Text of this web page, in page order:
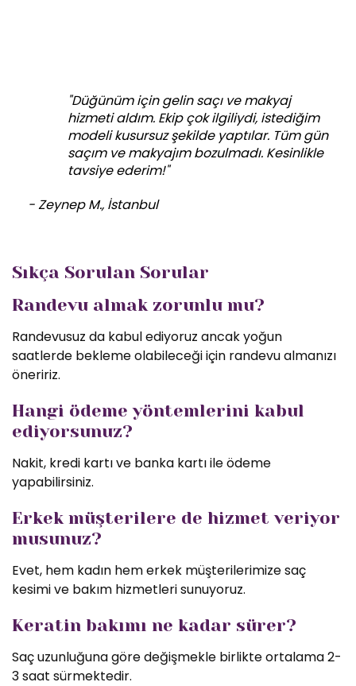
"Düğünüm için gelin saçı ve makyaj
hizmeti aldım. Ekip çok ilgiliydi, istediğim
modeli kusursuz şekilde yaptılar. Tüm gün
saçım ve makyajım bozulmadı. Kesinlikle
tavsiye ederim!"
- Zeynep M., İstanbul
Sıkça Sorulan Sorular
Randevu almak zorunlu mu?
Randevusuz da kabul ediyoruz ancak yoğun
saatlerde bekleme olabileceği için randevu almanızı
öneririz.
Hangi ödeme yöntemlerini kabul
ediyorsunuz?
Nakit, kredi kartı ve banka kartı ile ödeme
yapabilirsiniz.
Erkek müşterilere de hizmet veriyor
musunuz?
Evet, hem kadın hem erkek müşterilerimize saç
kesimi ve bakım hizmetleri sunuyoruz.
Keratin bakımı ne kadar sürer?
Saç uzunluğuna göre değişmekle birlikte ortalama 2-
3 saat sürmektedir.